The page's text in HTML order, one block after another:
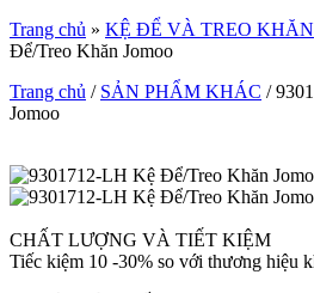
Trang chủ » KỆ ĐỂ VÀ TREO KHĂN
Để/Treo Khăn Jomoo
Trang chủ / SẢN PHẨM KHÁC /
Jomoo
CHẤT LƯỢNG VÀ TIẾT KIỆM
Tiếc kiệm 10 -30% so với thương hiệu